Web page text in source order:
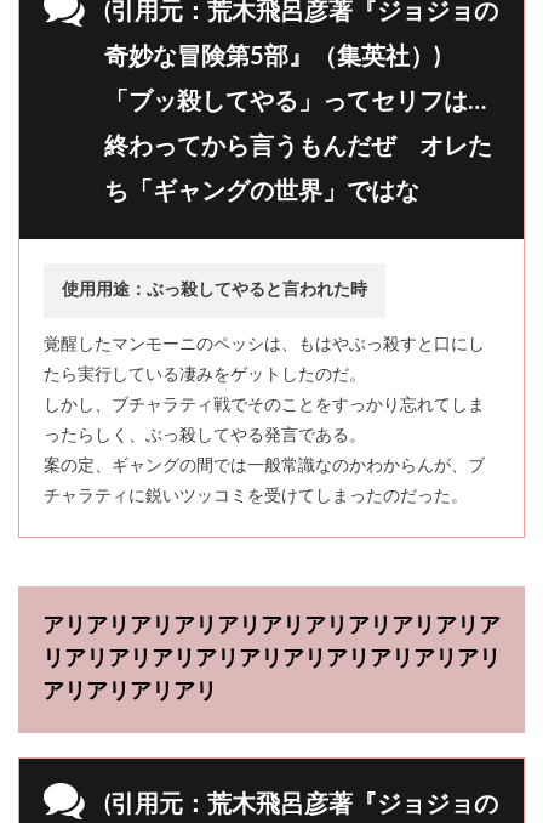
(引用元：荒木飛呂彦著『ジョジョの
奇妙な冒険第5部』（集英社）)
「ブッ殺してやる」ってセリフは…
終わってから言うもんだぜ オレた
ち「ギャングの世界」ではな
使用用途：ぶっ殺してやると言われた時
覚醒したマンモーニのペッシは、もはやぶっ殺すと口にし
たら実行している凄みをゲットしたのだ。
しかし、ブチャラティ戦でそのことをすっかり忘れてしま
ったらしく、ぶっ殺してやる発言である。
案の定、ギャングの間では一般常識なのかわからんが、ブ
チャラティに鋭いツッコミを受けてしまったのだった。
アリアリアリアリアリアリアリアリアリアリア
リアリアリアリアリアリアリアリアリアリアリ
アリアリアリアリ
(引用元：荒木飛呂彦著『ジョジョの